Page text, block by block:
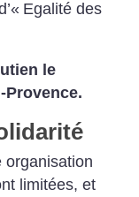
Egalité des
le
Provence.
organisation
limitées, et